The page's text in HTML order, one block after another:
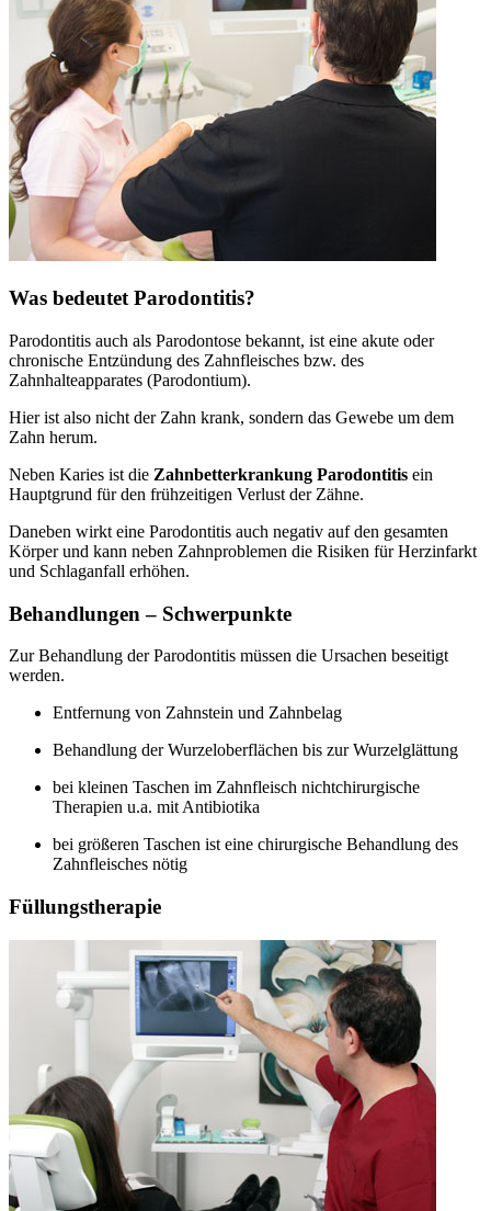
Was bedeutet Parodontitis?
Parodontitis auch als Parodontose bekannt, ist eine akute oder
chronische Entzündung des Zahnfleisches bzw. des
Zahnhalteapparates (Parodontium).
Hier ist also nicht der Zahn krank, sondern das Gewebe um dem
Zahn herum.
Neben Karies ist die Zahnbetterkrankung Parodontitis ein
Hauptgrund für den frühzeitigen Verlust der Zähne.
Daneben wirkt eine Parodontitis auch negativ auf den gesamten
Körper und kann neben Zahnproblemen die Risiken für Herzinfarkt
und Schlaganfall erhöhen.
Behandlungen – Schwerpunkte
Zur Behandlung der Parodontitis müssen die Ursachen beseitigt
werden.
Entfernung von Zahnstein und Zahnbelag
Behandlung der Wurzeloberflächen bis zur Wurzelglättung
bei kleinen Taschen im Zahnfleisch nichtchirurgische
Therapien u.a. mit Antibiotika
bei größeren Taschen ist eine chirurgische Behandlung des
Zahnfleisches nötig
Füllungstherapie